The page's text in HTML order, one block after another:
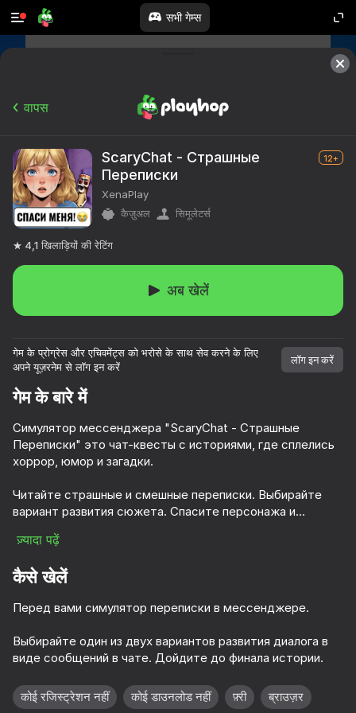
सभी गेम्स
10,000 से अधिक गेम।
सभी मुफ्त। सभी आपके।
Swipe and Chat with Girls
This Meme Won
Call Pomni right now!
वापस
ScaryChat - Страшные
Переписки
12+
XenaPlay
कैज़ुअल
सिमूलेटर्स
4,1 खिलाड़ियों की रेटिंग
अब खेलें
गेम के प्रोग्रेस और एचिवमेंट्स को भरोसे के साथ सेव करने के लिए
अपने यूज़रनेम से लॉग इन करें
लॉग इन करें
गेम के बारे में
Симулятор мессенджера "ScaryChat - Страшные
Переписки" это чат-квесты с историями, где сплелись
хоррор, юмор и загадки.
Читайте страшные и смешные переписки. Выбирайте
вариант развития сюжета. Спасите персонажа и
ज़्यादा पढ़ें
कैसे खेलें
Перед вами симулятор переписки в мессенджере.
Выбирайте один из двух вариантов развития диалога в
виде сообщений в чате. Дойдите до финала истории.
कोई रजिस्ट्रेशन नहीं कोई डाउनलोड नहीं फ़्री ब्राउज़र